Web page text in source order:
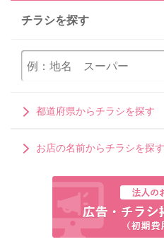
チラシを探す
都道府県からチラシを探す
お店の名前からチラシを探す